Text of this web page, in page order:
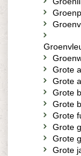
Grote
Grote
Grote
Grote
Grote
Grote
Grote
Grote